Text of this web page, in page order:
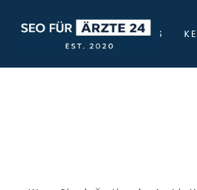
STARTSEITE ÜBER UNS